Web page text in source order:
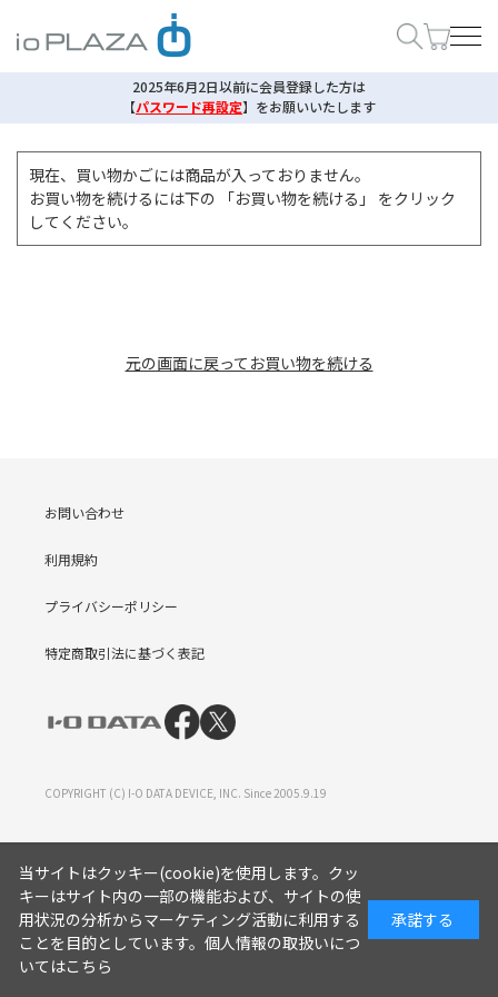
2025年6月2日以前に会員登録した方は
【パスワード再設定】 をお願いいたします
現在、買い物かごには商品が入っておりません。
お買い物を続けるには下の 「お買い物を続ける」 をクリック
してください。
元の画面に戻ってお買い物を続ける
お問い合わせ
利用規約
プライバシーポリシー
特定商取引法に基づく表記
COPYRIGHT (C) I-O DATA DEVICE, INC. Since 2005.9.19
当サイトはクッキー(cookie)を使用します。クッ
キーはサイト内の一部の機能および、サイトの使
用状況の分析からマーケティング活動に利用する
ことを目的としています。 個人情報の取扱いにつ
いてはこちら
承諾する